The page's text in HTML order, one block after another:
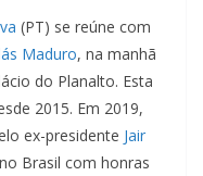
(PT) se reúne com
Maduro, na manhã
do Planalto. Esta
2015. Em 2019,
ex-presidente Jair
Brasil com honras